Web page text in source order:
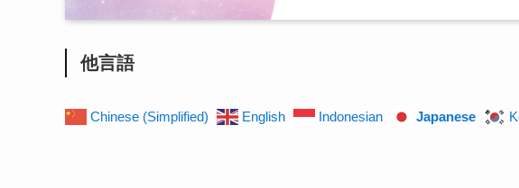
他言語
Chinese (Simplified) English Indonesian Japanese